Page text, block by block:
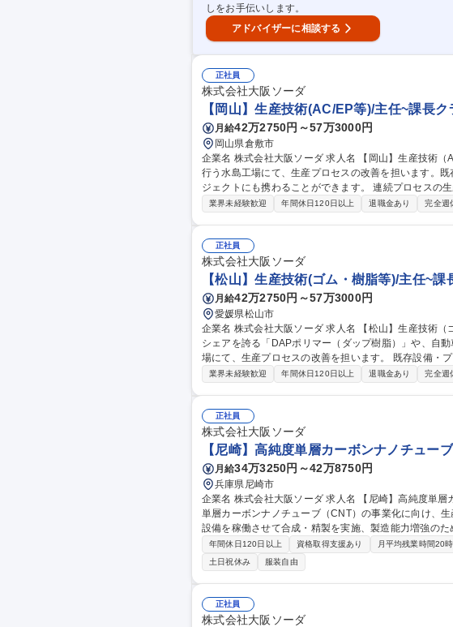
しをお手伝いします。
アドバイザーに相談する
正社員
株式会社大阪ソーダ
【岡山】生産技術(AC/EP等)/主任~課長
月給42万2750円～57万3000円
岡山県倉敷市
企業名 株式会社大阪ソーダ 求人名 【岡山】生産技術（AC/EP等）/主任～課長クラス 仕事の内容 AC/EPの生産を
行う水島工場にて、生産プロセスの改善を担います。
ジェクトにも携わることができます。 連続プロセスの生産工程におけるプロセス設計、コストダウン、省エネ、
およびこれらを推進するためのDX関連知識がある方を
業界未経験歓迎 年間休日120日以上 退職金あり 完全週
正社員
株式会社大阪ソーダ
【松山】生産技術(ゴム・樹脂等)/主任~
月給42万2750円～57万3000円
愛媛県松山市
企業名 株式会社大阪ソーダ 求人名 【松山】生産技術（ゴム・樹脂等）/主任～課長クラス 仕事の内容 世界トップ
シェアを誇る「DAPポリマー（ダップ樹脂）」や、自
場にて、生産プロセスの改善を担います。 既存設備・プロセスの改善だけでなく新規の大型投資プロジェクトに
も携わることができます（2028年よりシリカゲルの新
す。 募集職種 【松山】生産技術（ゴム・樹脂等）/主任
業界未経験歓迎 年間休日120日以上 退職金あり 完全週
正社員
株式会社大阪ソーダ
【尼崎】高純度単層カーボンナノチュー
月給34万3250円～42万8750円
兵庫県尼崎市
企業名 株式会社大阪ソーダ 求人名 【尼崎】高純度単層カーボンナノチューブの量産技術開発 仕事の内容 高純度
単層カーボンナノチューブ（CNT）の事業化に向け、
設備を稼働させて合成・精製を実施、製造能力増強のための設備
上に向けた新たなプロセス開発や、顧客要望に応じた
野の顧客への技術提案やサンプルワークも進め、事業
配属後、５年程度は研究センターでの勤務。その後、本社生産
崎】高純度単層カーボンナノチューブの量産技術開発
年間休日120日以上 資格取得支援あり 月平均残業時間20
土日祝休み
服装自由
正社員
株式会社大阪ソーダ